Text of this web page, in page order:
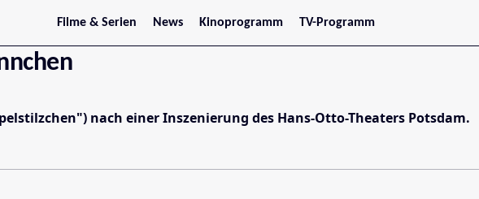
Filme & Serien
Trailer
News
Stars
Kinoprogramm
Jetzt im Kino
Steiermark
Salzburg
TV-Programm
nach einer Inszenierung des Hans-Otto-Theaters Potsdam.